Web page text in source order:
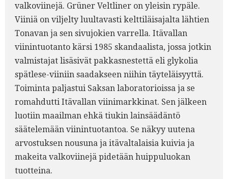
valkoviinejä. Grüner Veltliner on yleisin rypäle.
Viiniä on viljelty luultavasti kelttiläisajalta lähtien
Tonavan ja sen sivujokien varrella. Itävallan
viinintuotanto kärsi 1985 skandaalista, jossa jotkin
valmistajat lisäsivät pakkasnestettä eli glykolia
spätlese-viiniin saadakseen niihin täyteläisyyttä.
Toiminta paljastui Saksan laboratorioissa ja se
romahdutti Itävallan viinimarkkinat. Sen jälkeen
luotiin maailman ehkä tiukin lainsäädäntö
säätelemään viinintuotantoa. Se näkyy uutena
arvostuksen nousuna ja itävaltalaisia kuivia ja
makeita valkoviinejä pidetään huippuluokan
tuotteina.